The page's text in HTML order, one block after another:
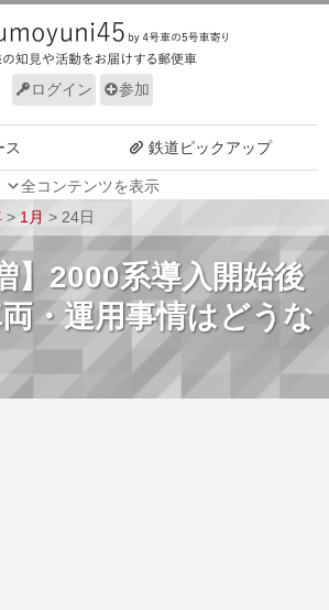
ログイン 参加
全コンテンツを表示
ス 鉄道ピックアップ
路線探訪
サイトについて
> 1月 > 24日
】2000系導入開始後
・運用事情はどうな